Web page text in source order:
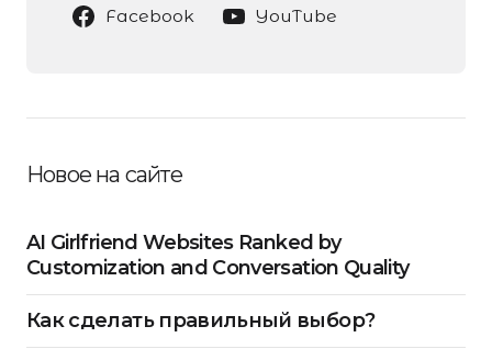
Facebook YouTube
Новое на сайте
AI Girlfriend Websites Ranked by
Customization and Conversation Quality
Как сделать правильный выбор?